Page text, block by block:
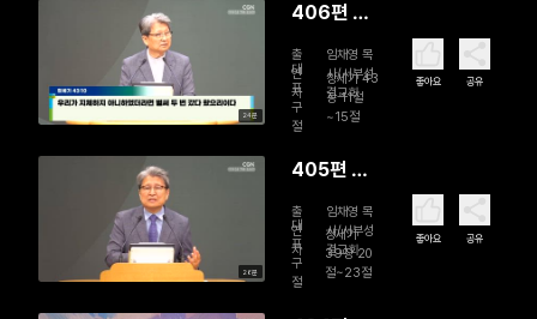
24분
406편 침
님이 일하
시는 자리
입니다
출
연
자
임채영 목
사/서부성
결교회
대
표
구
절
창세기 43
장 11절
~15절
좋아요 공유
26분
405편 진
앙
출
연
자
임채영 목
사/서부성
결교회
대
표
구
절
창세기
39장 20
절~23절
좋아요 공유